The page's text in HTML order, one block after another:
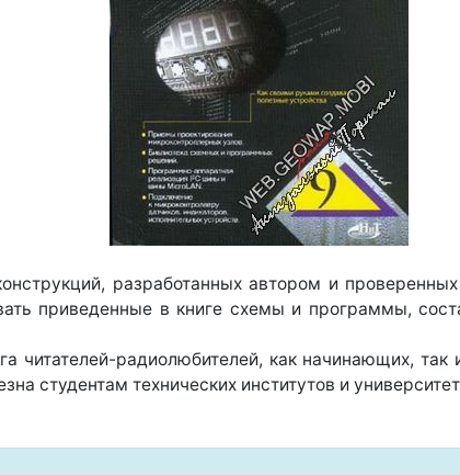
разработанных автором и
приведенные в книге схемы и программы,
читателей-радиолюбителей, как начинающих,
студентам технических институтов и